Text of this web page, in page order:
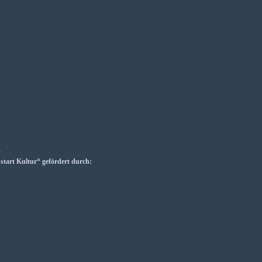
Kultur“ gefördert durch: